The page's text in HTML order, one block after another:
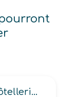
Employé polyvalent d’hôtellerie, Employé polyvalent en établissement hôtelier